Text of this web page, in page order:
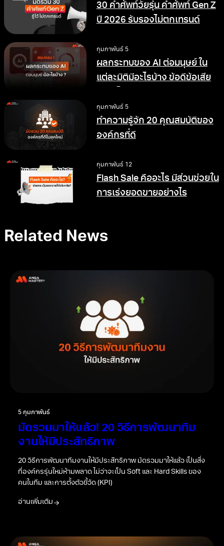
30 คำศัพท์วัยรุ่น คำศัพท์ Gen Z
ปี 2026 รับรองไม่ตกเทรนด์
กุมภาพันธ์ 5
ผลกระทบของ AI ต่อมนุษย์ ใน
แต่ละมิติมีอะไรบ้าง ข้อดีข้อเสีย
กุมภาพันธ์ 5
ทำความรู้จัก 20 คุณสมบัติของ
องค์กรที่ดี
กุมภาพันธ์ 12
Flash Sale คืออะไร มีส่วนช่วยใน
การเร่งยอดขายอย่างไร
Related News
5 กุมภาพันธ์
มัดรวมมาให้แล้ว! 20 วิธีการพัฒนาทีม
งานให้มีประสิทธิภาพ
20 วิธีการพัฒนาทีมงานให้มีประสิทธิภาพ มัดรวมมาให้แล้ว เป็นสิ่ง
ที่องค์กรรุ่นใหม่ห้ามพลาด ไม่ว่าจะเป็น Soft และ Hard Skills ของ
คนในทีม และการตั้งตัวชี้วัด (KPI)
อ่านเพิ่มเติม